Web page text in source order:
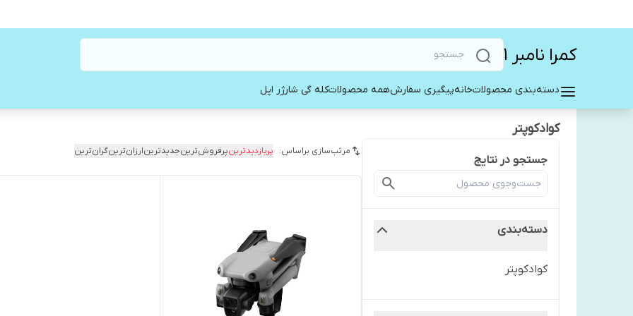
کمرا نامبر ۱
دسته‌بندی محصولاتخانهپیگیری سفارشهمه محصولاتکله گی شارژر اپل
کوادکوپتر
جستجو در نتایج
دسته‌بندی
کوادکوپتر
مرتب‌سازی براساس: پربازدیدترینپرفروش‌ترینجدیدترینارزان‌ترینگران‌ترین